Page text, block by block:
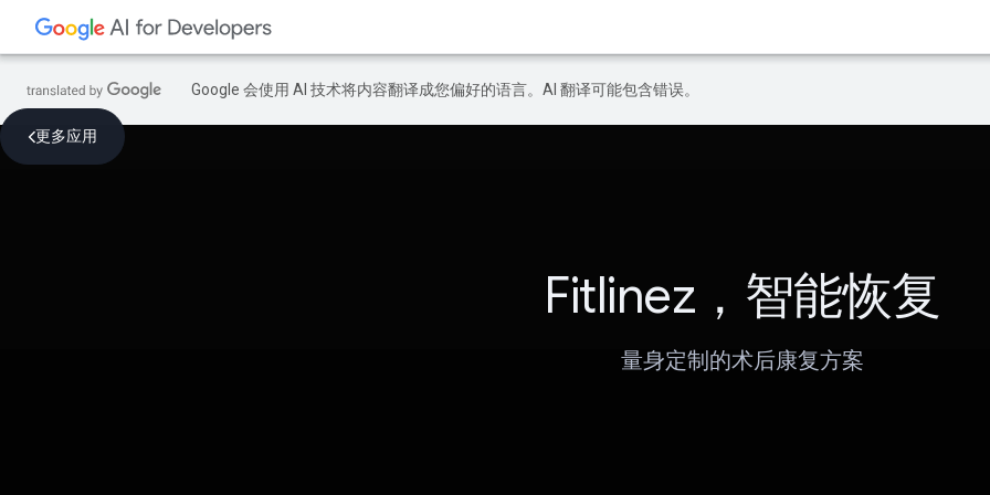
Google 会使用 AI 技术将内容翻译成您偏好的语言。AI 翻译可能包含错误。
更多应用
Fitlinez，智能恢复
量身定制的术后康复方案